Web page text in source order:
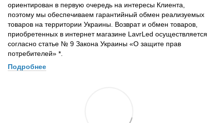
ориентирован в первую очередь на интересы Клиента,
поэтому мы обеспечиваем гарантийный обмен реализуемых
товаров на территории Украины. Возврат и обмен товаров,
приобретенных в интернет магазине LavrLed осуществляется
согласно статье № 9 Закона Украины «О защите прав
потребителей» *.
Подробнее